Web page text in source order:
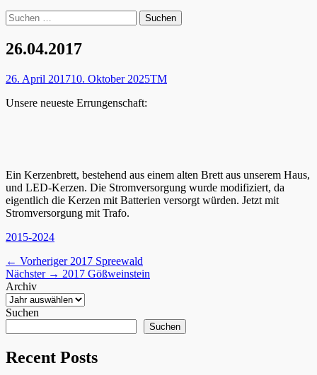
Suchen
Suche
nach:
26.04.2017
Posted
26. April 201710. Oktober 2025Autor
TM
Unsere neueste Errungenschaft:
Ein Kerzenbrett, bestehend aus einem alten Brett aus unserem Haus,
und LED-Kerzen. Die Stromversorgung wurde modifiziert, da
eigentlich die Kerzen mit Batterien versorgt würden. Jetzt mit
Stromversorgung mit Trafo.
Kategorien
2015-2024
Beitragsnavigation
← Vorheriger Vorheriger
Beitrag:
2017 Spreewald
Nächster → Nächster
2017 Gößweinstein
Archiv
Suchen
Suchen
Recent Posts